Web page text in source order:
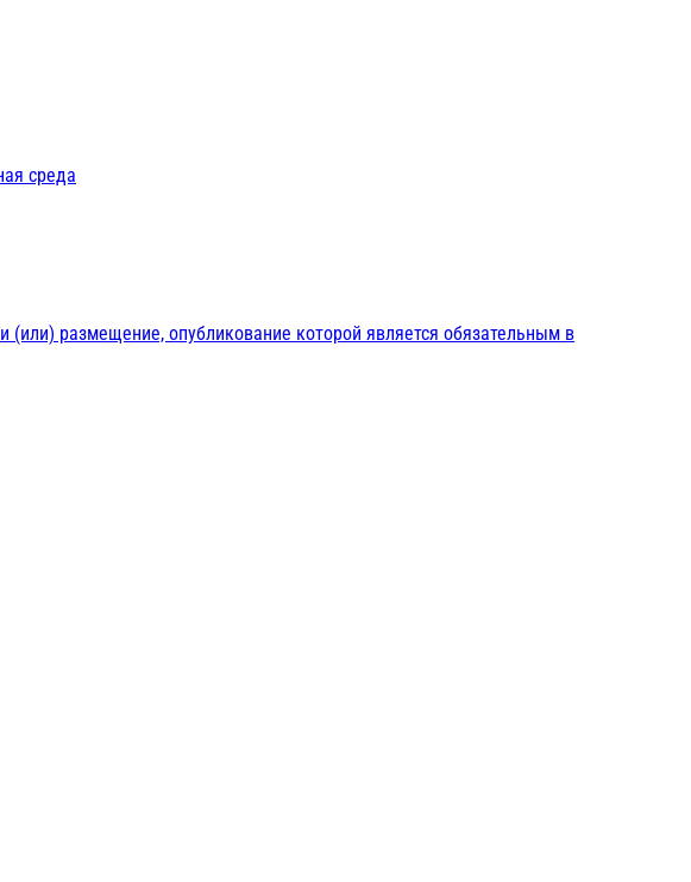
среда
размещение, опубликование которой является обязательным в